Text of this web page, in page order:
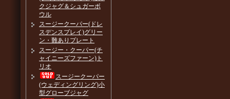
クジャグ＆シュガーボ
ウル
スージークーパー(ドレ
スデンスプレイ)グリー
ン・難ありプレート
スージー・クーパー(チ
ャイニーズファーン)ト
リオ
スージークーパー
(ウェディングリング)小
型グローブジャグ